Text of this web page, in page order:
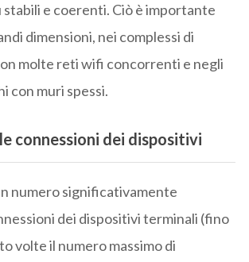
stabili e coerenti. Ciò è importante
dimensioni, nei complessi di
molte reti wifi concorrenti e negli
con muri spessi.
connessioni dei dispositivi
numero significativamente
dei dispositivi terminali (fino
volte il numero massimo di